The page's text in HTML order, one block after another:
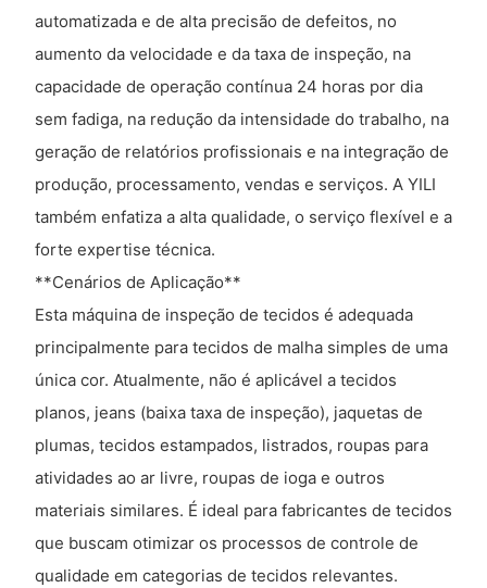
automatizada e de alta precisão de defeitos, no
aumento da velocidade e da taxa de inspeção, na
capacidade de operação contínua 24 horas por dia
sem fadiga, na redução da intensidade do trabalho, na
geração de relatórios profissionais e na integração de
produção, processamento, vendas e serviços. A YILI
também enfatiza a alta qualidade, o serviço flexível e a
forte expertise técnica.
**Cenários de Aplicação**
Esta máquina de inspeção de tecidos é adequada
principalmente para tecidos de malha simples de uma
única cor. Atualmente, não é aplicável a tecidos
planos, jeans (baixa taxa de inspeção), jaquetas de
plumas, tecidos estampados, listrados, roupas para
atividades ao ar livre, roupas de ioga e outros
materiais similares. É ideal para fabricantes de tecidos
que buscam otimizar os processos de controle de
qualidade em categorias de tecidos relevantes.